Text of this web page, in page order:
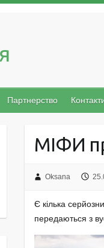
Партнерство
МІФИ
Oksana
Є кілька
передаються з